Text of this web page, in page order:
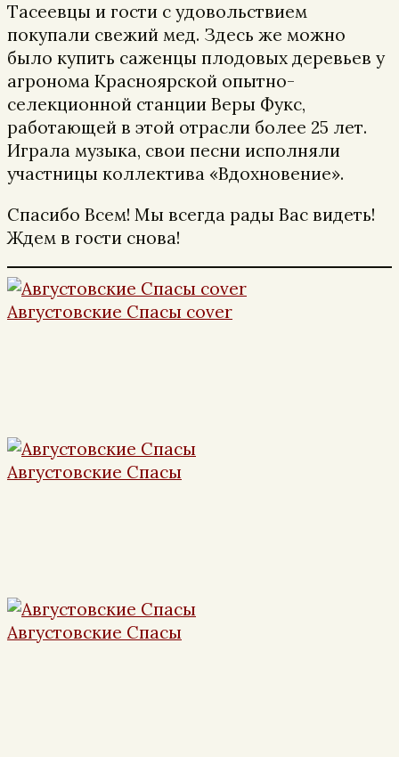
Тасеевцы и гости с удовольствием
покупали свежий мед. Здесь же можно
было купить саженцы плодовых деревьев у
агронома Красноярской опытно-
селекционной станции Веры Фукс,
работающей в этой отрасли более 25 лет.
Играла музыка, свои песни исполняли
участницы коллектива «Вдохновение».
Спасибо Всем! Мы всегда рады Вас видеть!
Ждем в гости снова!
Августовские Спасы cover
Августовские Спасы
Августовские Спасы